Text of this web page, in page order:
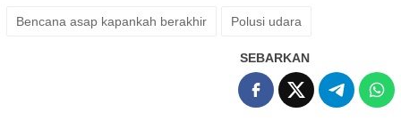
Bencana asap kapankah berakhir Polusi udara
SEBARKAN